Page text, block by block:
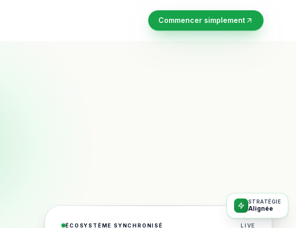
Commencer simplement
ÉCOSYSTÈME SYNCHRONISÉ LIVE
STRATÉGIE
Alignée